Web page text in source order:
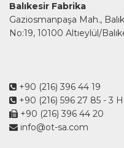
Balıkesir Fabrika
Gaziosmanpaşa Mah.,
No:19, 10100 Altıeylül/
+90 (216) 396 44 19
+90 (216) 596 27 85 - 3
+90 (216) 396 44 20
info@ot-sa.com